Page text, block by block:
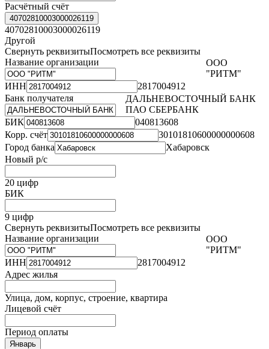
Расчётный счёт
40702810003000026119
40702810003000026119
Другой
Свернуть реквизитыПосмотреть все реквизиты
Название организации
ООО
"РИТМ"
ИНН
2817004912
Банк получателя
ДАЛЬНЕВОСТОЧНЫЙ БАНК
ПАО СБЕРБАНК
БИК
040813608
Корр. счёт
30101810600000000608
Город банка
Хабаровск
Новый р/с
20 цифр
БИК
9 цифр
Свернуть реквизитыПосмотреть все реквизиты
Название организации
ООО
"РИТМ"
ИНН
2817004912
Адрес жилья
Улица, дом, корпус, строение, квартира
Лицевой счёт
Период оплаты
Январь